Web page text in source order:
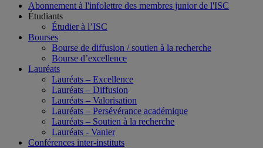
Abonnement à l'infolettre des membres junior de l'ISC
Étudiants
Étudier à l’ISC
Bourses
Bourse de diffusion / soutien à la recherche
Bourse d’excellence
Lauréats
Lauréats – Excellence
Lauréats – Diffusion
Lauréats – Valorisation
Lauréats – Persévérance académique
Lauréats – Soutien à la recherche
Lauréats - Vanier
Conférences inter-instituts